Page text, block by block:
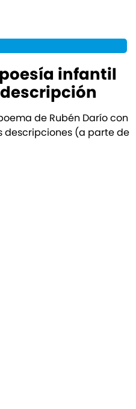
infantil
de Rubén Darío con
descripciones (a parte de